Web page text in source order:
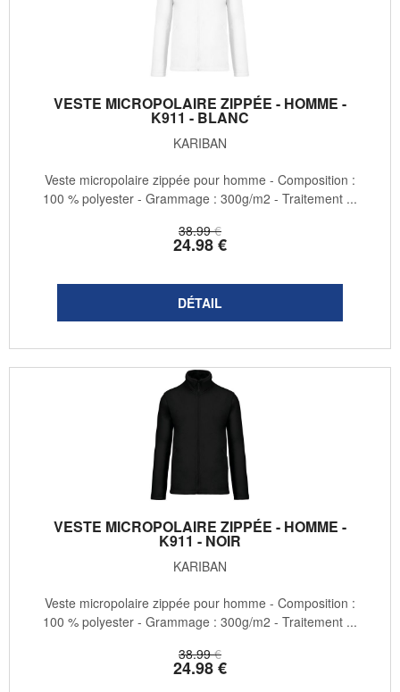
VESTE MICROPOLAIRE ZIPPÉE - HOMME -
K911 - BLANC
KARIBAN
38.99 €
24.98€
Veste micropolaire zippée pour homme - Composition :
100 % polyester - Grammage : 300g/m2 - Traitement ...
VESTE MICROPOLAIRE ZIPPÉE - HOMME -
K911 - NOIR
KARIBAN
38.99 €
24.98€
Veste micropolaire zippée pour homme - Composition :
100 % polyester - Grammage : 300g/m2 - Traitement ...